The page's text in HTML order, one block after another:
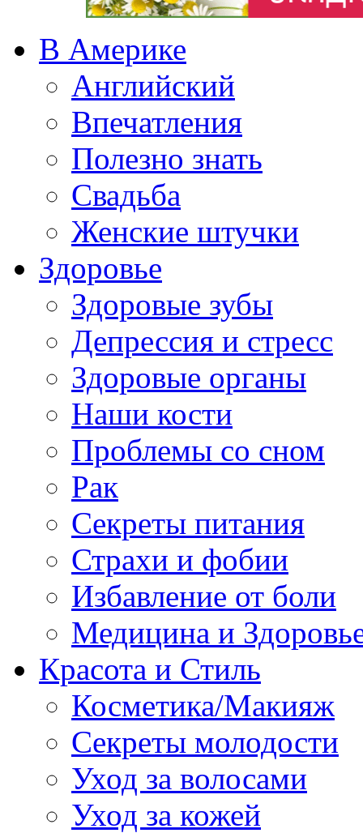
В Америке
Английский
Впечатления
Полезно знать
Свадьба
Женские штучки
Здоровье
Здоровые зубы
Депрессия и стресс
Здоровые органы
Наши кости
Проблемы со сном
Рак
Секреты питания
Страхи и фобии
Избавление от боли
Медицина и
Красота и Стиль
Косметика/Макияж
Секреты молодости
Уход за волосами
Уход за кожей